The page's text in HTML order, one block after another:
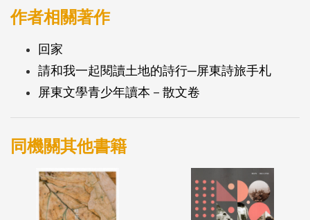
光發電 的電板,猶如千萬顆小太陽,從地平線升起,點燃
生的盼望」,回想那些年夢想的起源, 都是為了斬斷抽
取地下水的慣習,挽救無法再利用的土地,「於是有了
種 下『太陽』的想法」
作者相關著作
回家
請和我一起閱讀土地的詩行─屏東詩旅手札
屏東文學青少年讀本－散文卷
同機關其他書籍